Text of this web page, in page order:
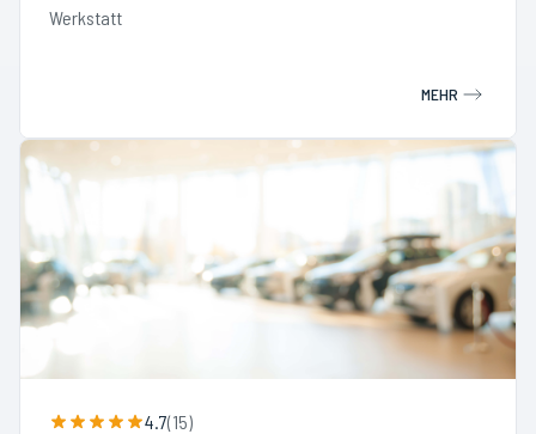
Werkstatt
MEHR
4.7(15)